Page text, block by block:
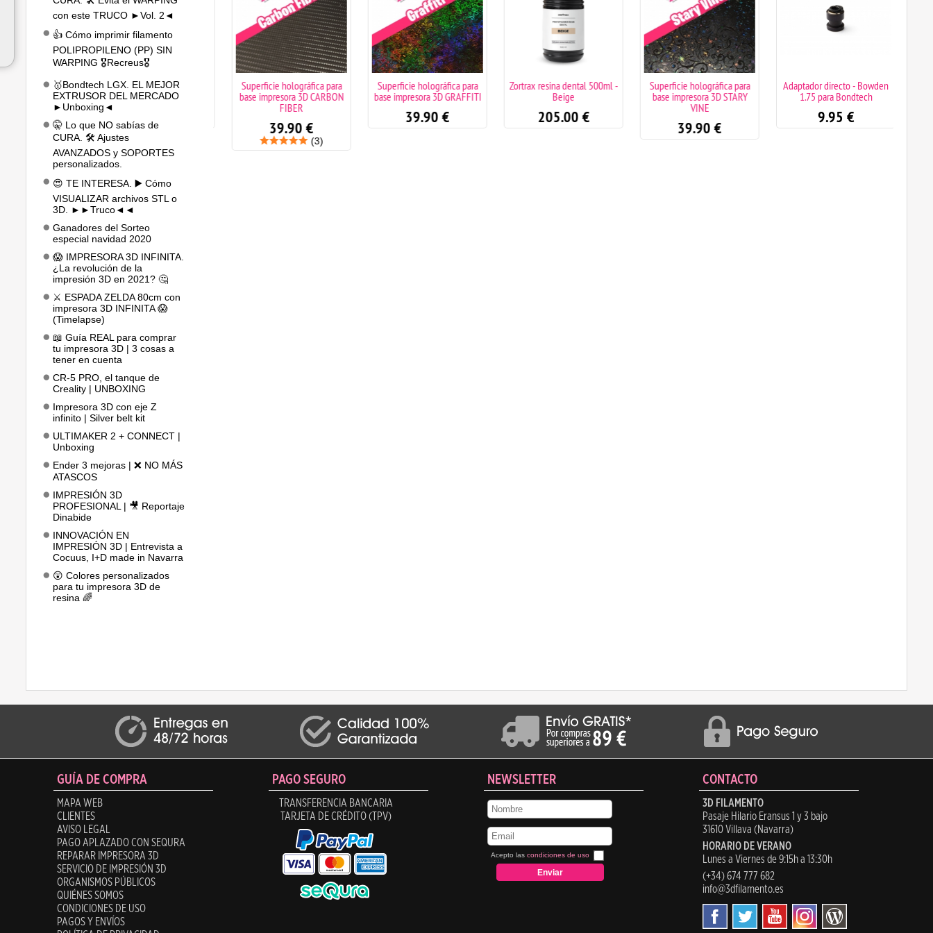
con este TRUCO ►Vol. 2◄
👍 Cómo imprimir filamento
POLIPROPILENO (PP) SIN
WARPING 🎖️Recreus🎖️
🥇Bondtech LGX. EL MEJOR
EXTRUSOR DEL MERCADO
►Unboxing◄
🤫 Lo que NO sabías de
CURA. 🛠️ Ajustes
AVANZADOS y SOPORTES
personalizados.
😍 TE INTERESA. ▶️ Cómo
VISUALIZAR archivos STL o
3D. ►►Truco◄◄
Ganadores del Sorteo
especial navidad 2020
😱 IMPRESORA 3D INFINITA.
¿La revolución de la
impresión 3D en 2021? 🤔
⚔️ ESPADA ZELDA 80cm con
impresora 3D INFINITA 😱
(Timelapse)
📖 Guía REAL para comprar
tu impresora 3D | 3 cosas a
tener en cuenta
CR-5 PRO, el tanque de
Creality | UNBOXING
Impresora 3D con eje Z
infinito | Silver belt kit
ULTIMAKER 2 + CONNECT |
Unboxing
Ender 3 mejoras | ❌ NO MÁS
ATASCOS
IMPRESIÓN 3D
PROFESIONAL | 🎥 Reportaje
Dinabide
INNOVACIÓN EN
IMPRESIÓN 3D | Entrevista a
Cocuus, I+D made in Navarra
😲 Colores personalizados
para tu impresora 3D de
resina 🌈
Aguja de limpieza para
nozzle de 0,4mm
0.50€
Superficie holográfica para
base impresora 3D CARBON
FIBER
39.90€
(3)
Superficie holográfica para
base impresora 3D GRAFFITI
39.90€
Zortrax resina dental 500ml -
Beige
205.00€
Superficie holográfica para
base impresora 3D STARY
VINE
39.90€
Adaptador directo - Bowden
1.75 para Bondtech
9.95€
GUÍA DE COMPRA
MAPA WEB
CLIENTES
AVISO LEGAL
PAGO APLAZADO CON SEQURA
REPARAR IMPRESORA 3D
SERVICIO DE IMPRESIÓN 3D
ORGANISMOS PÚBLICOS
QUIÉNES SOMOS
CONDICIONES DE USO
PAGOS Y ENVÍOS
PAGO SEGURO
TRANSFERENCIA BANCARIA
TARJETA DE CRÉDITO (TPV)
NEWSLETTER
Acepto las condiciones de uso
CONTACTO
3D FILAMENTO
Pasaje Hilario Eransus 1 y 3 bajo
31610 Villava (Navarra)
HORARIO DE VERANO
Lunes a Viernes de 9:15h a 13:30h
(+34) 674 777 682
info@3dfilamento.es